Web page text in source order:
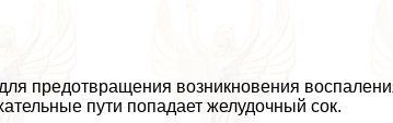
предотвращения возникновения
пути попадает желудочный сок.